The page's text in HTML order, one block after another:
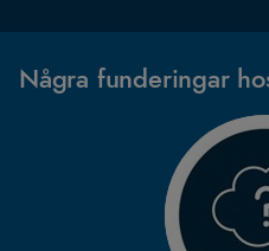
Några funderingar